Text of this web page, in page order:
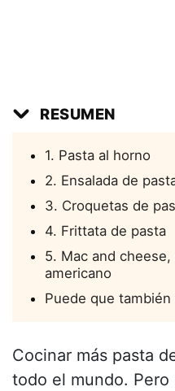
RESUMEN
1. Pasta al horno
2. Ensalada de
3. Croquetas de
4. Frittata de pasta
5. Mac and
americano
Puede que
Cocinar más pasta
todo el mundo. Pero